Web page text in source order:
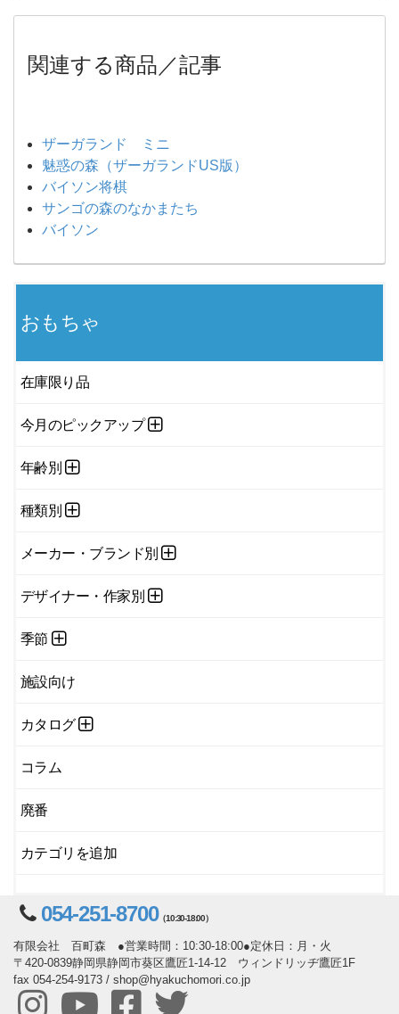
関連する商品／記事
ザーガランド ミニ
魅惑の森（ザーガランドUS版）
バイソン将棋
サンゴの森のなかまたち
バイソン
おもちゃ
在庫限り品
今月のピックアップ
年齢別
種類別
メーカー・ブランド別
デザイナー・作家別
季節
施設向け
カタログ
コラム
廃番
カテゴリを追加
054-251-8700（10:30-18:00）
有限会社 百町森 ●営業時間：10:30-18:00●定休日：月・火
〒420-0839静岡県静岡市葵区鷹匠1-14-12 ウィンドリッヂ鷹匠1F
fax 054-254-9173 / shop@hyakuchomori.co.jp